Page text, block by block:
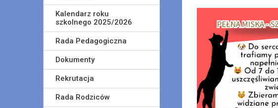
Kalendarz roku
szkolnego 2025/2026
Rada Pedagogiczna
Dokumenty
Rekrutacja
Rada Rodziców